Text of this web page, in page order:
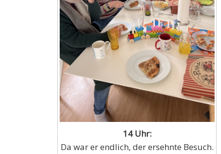
14 Uhr:
Da war er endlich, der ersehnte Besuch.